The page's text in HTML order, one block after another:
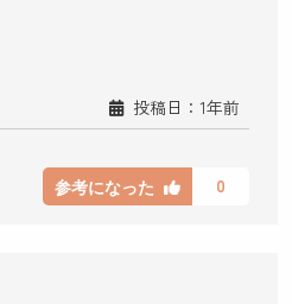
投稿日：1年前
参考になった 0